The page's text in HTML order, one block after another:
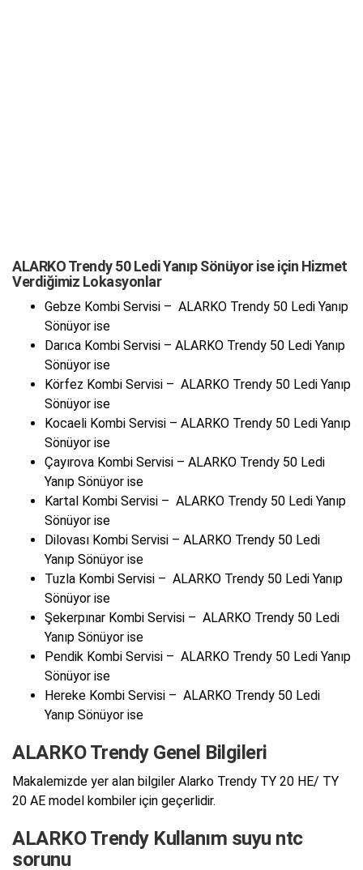
ALARKO Trendy 50 Ledi Yanıp Sönüyor ise için Hizmet
Verdiğimiz Lokasyonlar
Gebze Kombi Servisi – ALARKO Trendy 50 Ledi Yanıp
Sönüyor ise
Darıca Kombi Servisi – ALARKO Trendy 50 Ledi Yanıp
Sönüyor ise
Körfez Kombi Servisi – ALARKO Trendy 50 Ledi Yanıp
Sönüyor ise
Kocaeli Kombi Servisi – ALARKO Trendy 50 Ledi Yanıp
Sönüyor ise
Çayırova Kombi Servisi – ALARKO Trendy 50 Ledi
Yanıp Sönüyor ise
Kartal Kombi Servisi – ALARKO Trendy 50 Ledi Yanıp
Sönüyor ise
Dilovası Kombi Servisi – ALARKO Trendy 50 Ledi
Yanıp Sönüyor ise
Tuzla Kombi Servisi – ALARKO Trendy 50 Ledi Yanıp
Sönüyor ise
Şekerpınar Kombi Servisi – ALARKO Trendy 50 Ledi
Yanıp Sönüyor ise
Pendik Kombi Servisi – ALARKO Trendy 50 Ledi Yanıp
Sönüyor ise
Hereke Kombi Servisi – ALARKO Trendy 50 Ledi
Yanıp Sönüyor ise
ALARKO Trendy Genel Bilgileri
Makalemizde yer alan bilgiler Alarko Trendy TY 20 HE/ TY
20 AE model kombiler için geçerlidir.
ALARKO Trendy Kullanım suyu ntc
sorunu